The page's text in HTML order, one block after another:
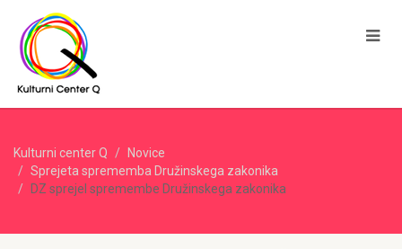
Kulturni center Q
Novice
Sprejeta sprememba Družinskega zakonika
DZ sprejel spremembe Družinskega zakonika